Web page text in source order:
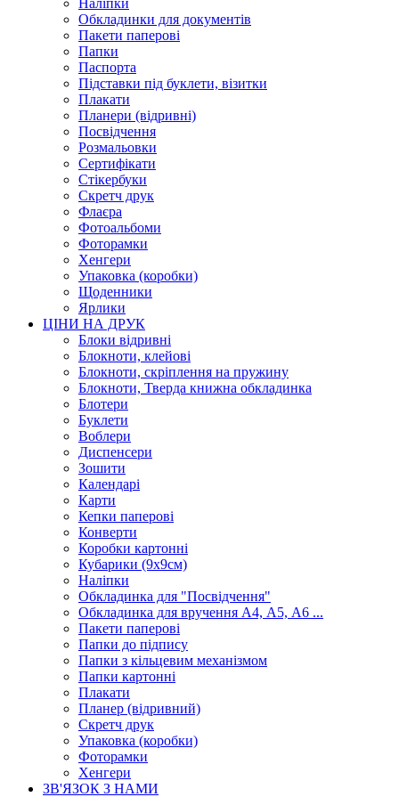
Наліпки
Обкладинки для документів
Пакети паперові
Папки
Паспорта
Підставки під буклети, візитки
Плакати
Планери (відривні)
Посвідчення
Розмальовки
Сертифікати
Стікербуки
Скретч друк
Флаєра
Фотоальбоми
Фоторамки
Хенгери
Упаковка (коробки)
Щоденники
Ярлики
ЦІНИ НА ДРУК
Блоки відривні
Блокноти, клейові
Блокноти, скріплення на пружину
Блокноти, Тверда книжна обкладинка
Блотери
Буклети
Воблери
Диспенсери
Зошити
Календарі
Карти
Кепки паперові
Конверти
Коробки картонні
Кубарики (9х9см)
Наліпки
Обкладинка для "Посвідчення"
Обкладинка для вручення А4, А5, А6 ...
Пакети паперові
Папки до підпису
Папки з кільцевим механізмом
Папки картонні
Плакати
Планер (відривний)
Скретч друк
Упаковка (коробки)
Фоторамки
Хенгери
ЗВ'ЯЗОК З НАМИ